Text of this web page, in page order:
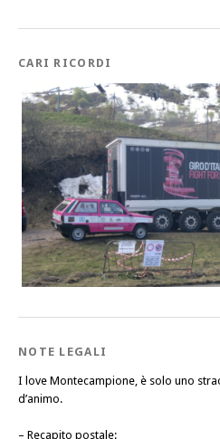
CARI RICORDI
NOTE LEGALI
I love Montecampione, è solo uno
d’animo.
– Recapito postale: